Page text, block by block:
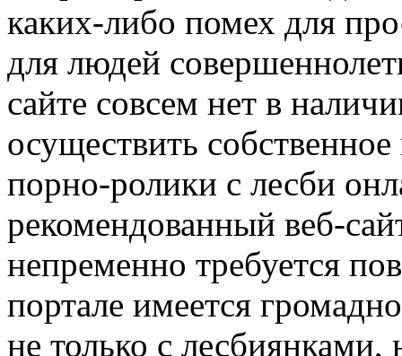
каких-либо помех для
для людей
сайте совсем нет в
осуществить
порно-ролики с лесби
рекомендованный веб-
непременно требуется
портале имеется
не только с